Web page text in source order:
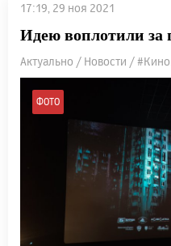
17:19, 29 ноя 2021
Идею воплотили за
Актуально / Новости /
ФОТО